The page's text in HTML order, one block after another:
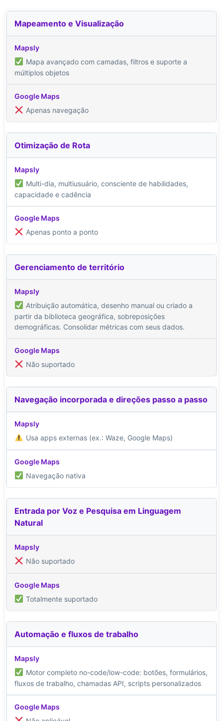
Mapeamento e Visualização
Mapa avançado com camadas, filtros e suporte a
múltiplos objetos
Apenas navegação
Otimização de Rota
Multi-dia, multiusuário, consciente de habilidades,
capacidade e cadência
Apenas ponto a ponto
Gerenciamento de território
Atribuição automática, desenho manual ou criado a
partir da biblioteca geográfica, sobreposições
demográficas. Consolidar métricas com seus dados.
Não suportado
Navegação incorporada e direções passo a passo
Usa apps externas (ex.: Waze, Google Maps)
Navegação nativa
Entrada por Voz e Pesquisa em Linguagem
Natural
Não suportado
Totalmente suportado
Automação e fluxos de trabalho
Motor completo no-code/low-code: botões, formulários,
fluxos de trabalho, chamadas API, scripts personalizados